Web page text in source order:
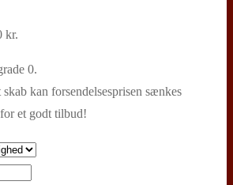
kr.
til
5.495,00 kr.
0.
kan forsendelsesprisen sænkes
et godt tilbud!